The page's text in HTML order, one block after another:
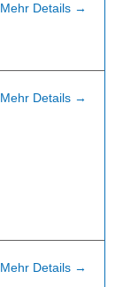
Mehr Details
Mehr Details
Mehr Details